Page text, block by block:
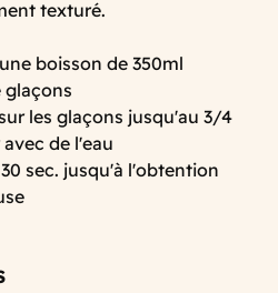
texturé.
boisson de 350ml
glaçons
les glaçons jusqu'au 3/4
de l'eau
sec. jusqu'à l'obtention